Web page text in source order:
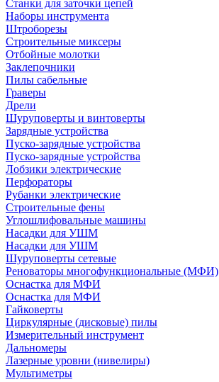
Станки для заточки цепей
Наборы инструмента
Штроборезы
Строительные миксеры
Отбойные молотки
Заклепочники
Пилы сабельные
Граверы
Дрели
Шуруповерты и винтоверты
Зарядные устройства
Пуско-зарядные устройства
Пуско-зарядные устройства
Лобзики электрические
Перфораторы
Рубанки электрические
Строительные фены
Углошлифовальные машины
Насадки для УШМ
Насадки для УШМ
Шуруповерты сетевые
Реноваторы многофункциональные (МФИ)
Оснастка для МФИ
Оснастка для МФИ
Гайковерты
Циркулярные (дисковые) пилы
Измерительный инструмент
Дальномеры
Лазерные уровни (нивелиры)
Мультиметры